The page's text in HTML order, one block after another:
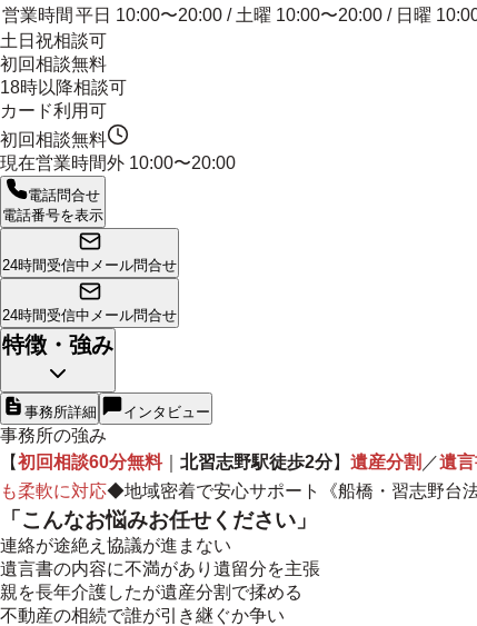
営業時間 平日 10:00〜20:00 / 土曜 10:00〜20:00 / 日曜
土日祝相談可
初回相談無料
18時以降相談可
カード利用可
初回相談無料
現在営業時間外 10:00〜20:00
電話問合せ
電話番号を表示
24時間受信中 メール問合せ
24時間受信中 メール問合せ
特徴・強み
事務所詳細 インタビュー
事務所の強み
【初回相談60分無料｜ 北習志野駅徒歩2分】 遺産分割 ／遺
も柔軟に対応◆地域密着で安心サポート 《船橋・習志野台
「こんなお悩みお任せください」
連絡が途絶え協議が進まない
遺言書の内容に不満があり遺留分を主張
親を長年介護したが遺産分割で揉める
不動産の相続で誰が引き継ぐか争い